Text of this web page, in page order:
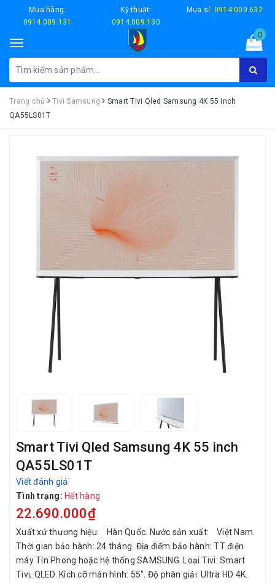
Mua hàng:
0914.009.131
Kỹ thuật:
0914.009.130
Mua sỉ: 0914.009.632
Toggle
navigation
0
Trang chủ Tivi Samsung
Smart Tivi Qled Samsung 4K 55 inch
QA55LS01T
Smart Tivi Qled Samsung 4K 55 inch
QA55LS01T
Viết đánh giá
Tình trạng: Hết hàng
22.690.000₫
Xuất xứ thương hiệu: Hàn Quốc. Nước sản xuất: Việt Nam.
Thời gian bảo hành: 24 tháng. Địa điểm bảo hành: TT điện
máy Tín Phong hoặc hệ thống SAMSUNG. Loại Tivi: Smart
Tivi, QLED. Kích cỡ màn hình: 55". Độ phân giải: Ultra HD 4K.